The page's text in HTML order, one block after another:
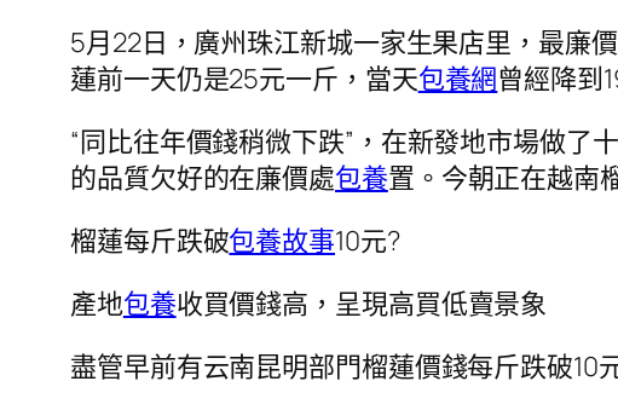
5月22日，廣州珠江新城一家生果店里，最廉
蓮前一天仍是25元一斤，當天包養網曾經降到
“同比往年價錢稍微下跌”，在新發地市場做
的品質欠好的在廉價處包養置。今朝正在越南
榴蓮每斤跌破包養故事10元?
產地包養收買價錢高，呈現高買低賣景象
盡管早前有云南昆明部門榴蓮價錢每斤跌破